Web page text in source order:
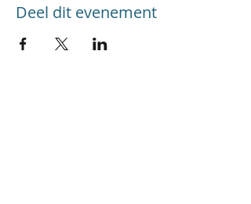
Deel dit evenement